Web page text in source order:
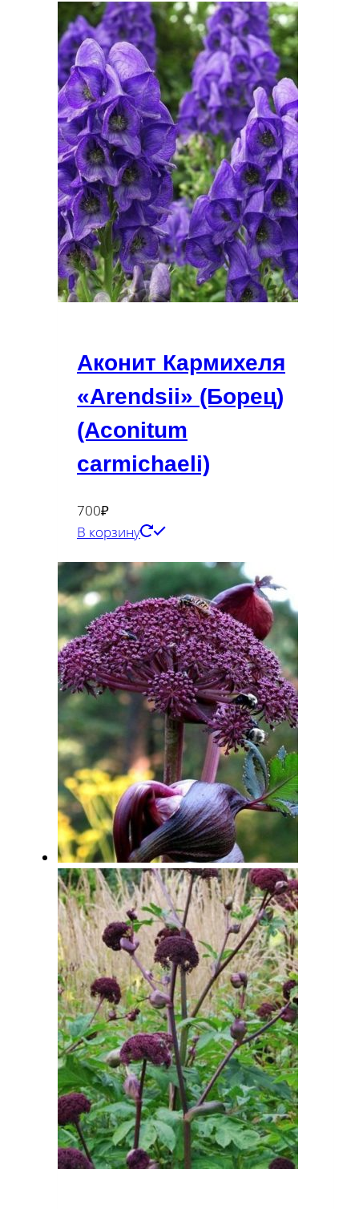
Аконит Кармихеля
«Arendsii» (Борец)
(Aconitum
carmichaeli)
700₽
В корзину